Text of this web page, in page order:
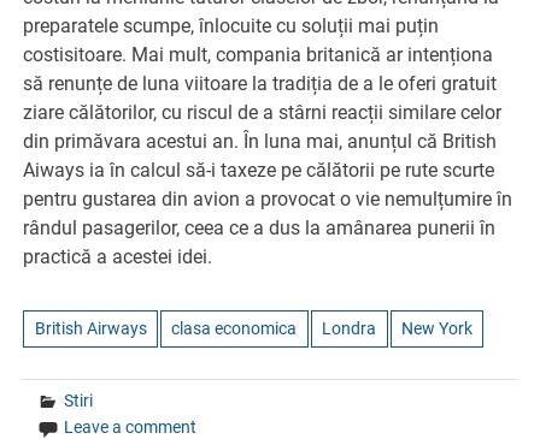
preparatele scumpe, înlocuite cu soluții mai puțin
costisitoare. Mai mult, compania britanică ar intenționa
să renunțe de luna viitoare la tradiția de a le oferi gratuit
ziare călătorilor, cu riscul de a stârni reacții similare celor
din primăvara acestui an. În luna mai, anunțul că British
Aiways ia în calcul să-i taxeze pe călătorii pe rute scurte
pentru gustarea din avion a provocat o vie nemulțumire în
rândul pasagerilor, ceea ce a dus la amânarea punerii în
practică a acestei idei.
British Airways clasa economica Londra New York
Stiri
Leave a comment